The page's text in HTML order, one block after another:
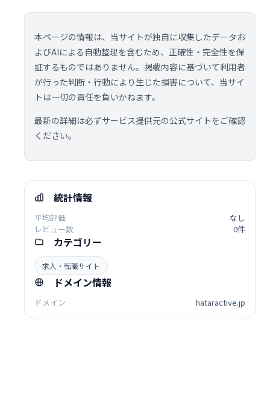
本ページの情報は、当サイトが独自に収集したデータお
よびAIによる自動整理を含むため、正確性・完全性を保
証するものではありません。掲載内容に基づいて利用者
が行った判断・行動により生じた損害について、当サイ
トは一切の責任を負いかねます。
最新の詳細は必ずサービス提供元の公式サイトをご確認
ください。
統計情報
平均評価
なし
レビュー数
0件
カテゴリー
求人・転職サイト
ドメイン情報
ドメイン hataractive.jp